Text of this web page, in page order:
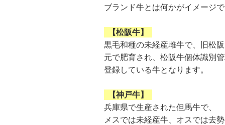
ブランド牛とは何かがイメージ
【松阪牛】
黒毛和種の未経産雌牛で、旧松
元で肥育され、松阪牛個体識別
登録している牛となります。
【神戸牛】
兵庫県で生産された但馬牛で、
メスでは未経産牛、オスでは去